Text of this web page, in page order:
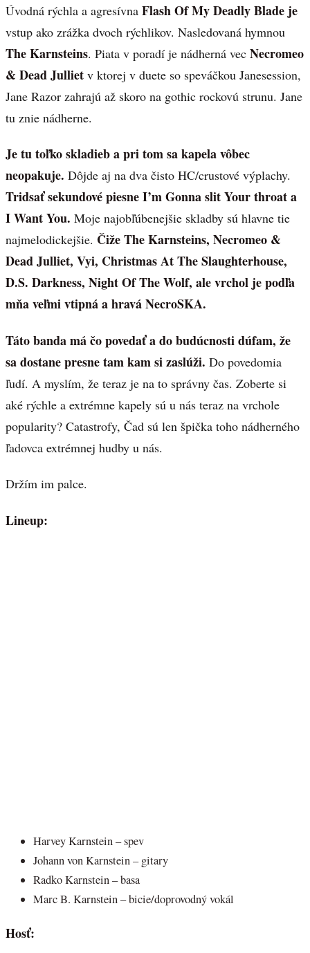
Úvodná rýchla a agresívna Flash Of My Deadly Blade je
vstup ako zrážka dvoch rýchlikov. Nasledovaná hymnou
The Karnsteins. Piata v poradí je nádherná vec Necromeo
& Dead Julliet v ktorej v duete so speváčkou Janesession,
Jane Razor zahrajú až skoro na gothic rockovú strunu. Jane
tu znie nádherne.
Je tu toľko skladieb a pri tom sa kapela vôbec
neopakuje. Dôjde aj na dva čisto HC/crustové výplachy.
Tridsať sekundové piesne I’m Gonna slit Your throat a
I Want You. Moje najobľúbenejšie skladby sú hlavne tie
najmelodickejšie. Čiže The Karnsteins, Necromeo &
Dead Julliet, Vyi, Christmas At The Slaughterhouse,
D.S. Darkness, Night Of The Wolf, ale vrchol je podľa
mňa veľmi vtipná a hravá NecroSKA.
Táto banda má čo povedať a do budúcnosti dúfam, že
sa dostane presne tam kam si zaslúži. Do povedomia
ľudí. A myslím, že teraz je na to správny čas. Zoberte si
aké rýchle a extrémne kapely sú u nás teraz na vrchole
popularity? Catastrofy, Čad sú len špička toho nádherného
ľadovca extrémnej hudby u nás.
Držím im palce.
Lineup:
Harvey Karnstein – spev
Johann von Karnstein – gitary
Radko Karnstein – basa
Marc B. Karnstein – bicie/doprovodný vokál
Hosť: